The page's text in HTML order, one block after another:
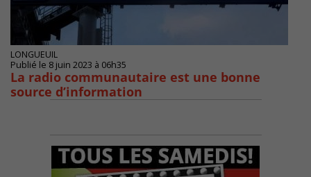
LONGUEUIL
Publié le 8 juin 2023 à 06h35
La radio communautaire est une bonne
source d’information